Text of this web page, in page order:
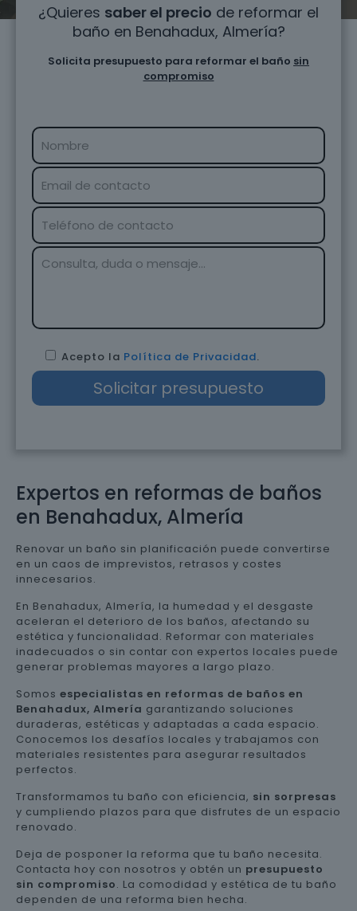
Expertos en reformas de baños
en Benahadux, Almería
Renovar un baño sin planificación puede convertirse
en un caos de imprevistos, retrasos y costes
innecesarios.
En Benahadux, Almería, la humedad y el desgaste
aceleran el deterioro de los baños, afectando su
estética y funcionalidad. Reformar con materiales
inadecuados o sin contar con expertos locales puede
generar problemas mayores a largo plazo.
Somos especialistas en reformas de baños en
Benahadux, Almería garantizando soluciones
duraderas, estéticas y adaptadas a cada espacio.
Conocemos los desafíos locales y trabajamos con
materiales resistentes para asegurar resultados
perfectos.
Transformamos tu baño con eficiencia, sin sorpresas
y cumpliendo plazos para que disfrutes de un espacio
renovado.
Deja de posponer la reforma que tu baño necesita.
Contacta hoy con nosotros y obtén un presupuesto
sin compromiso. La comodidad y estética de tu baño
dependen de una reforma bien hecha.
¿Quieres saber el precio de reformar el
baño en Benahadux, Almería?
Solicita presupuesto para reformar el baño sin
compromiso
Acepto la Política de Privacidad.